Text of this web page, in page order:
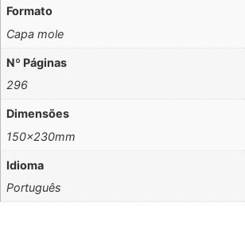
Formato
Capa mole
Nº Páginas
296
Dimensões
150x230mm
Idioma
Português